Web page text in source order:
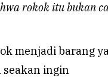
rokok itu bukan
menjadi barang
ingin